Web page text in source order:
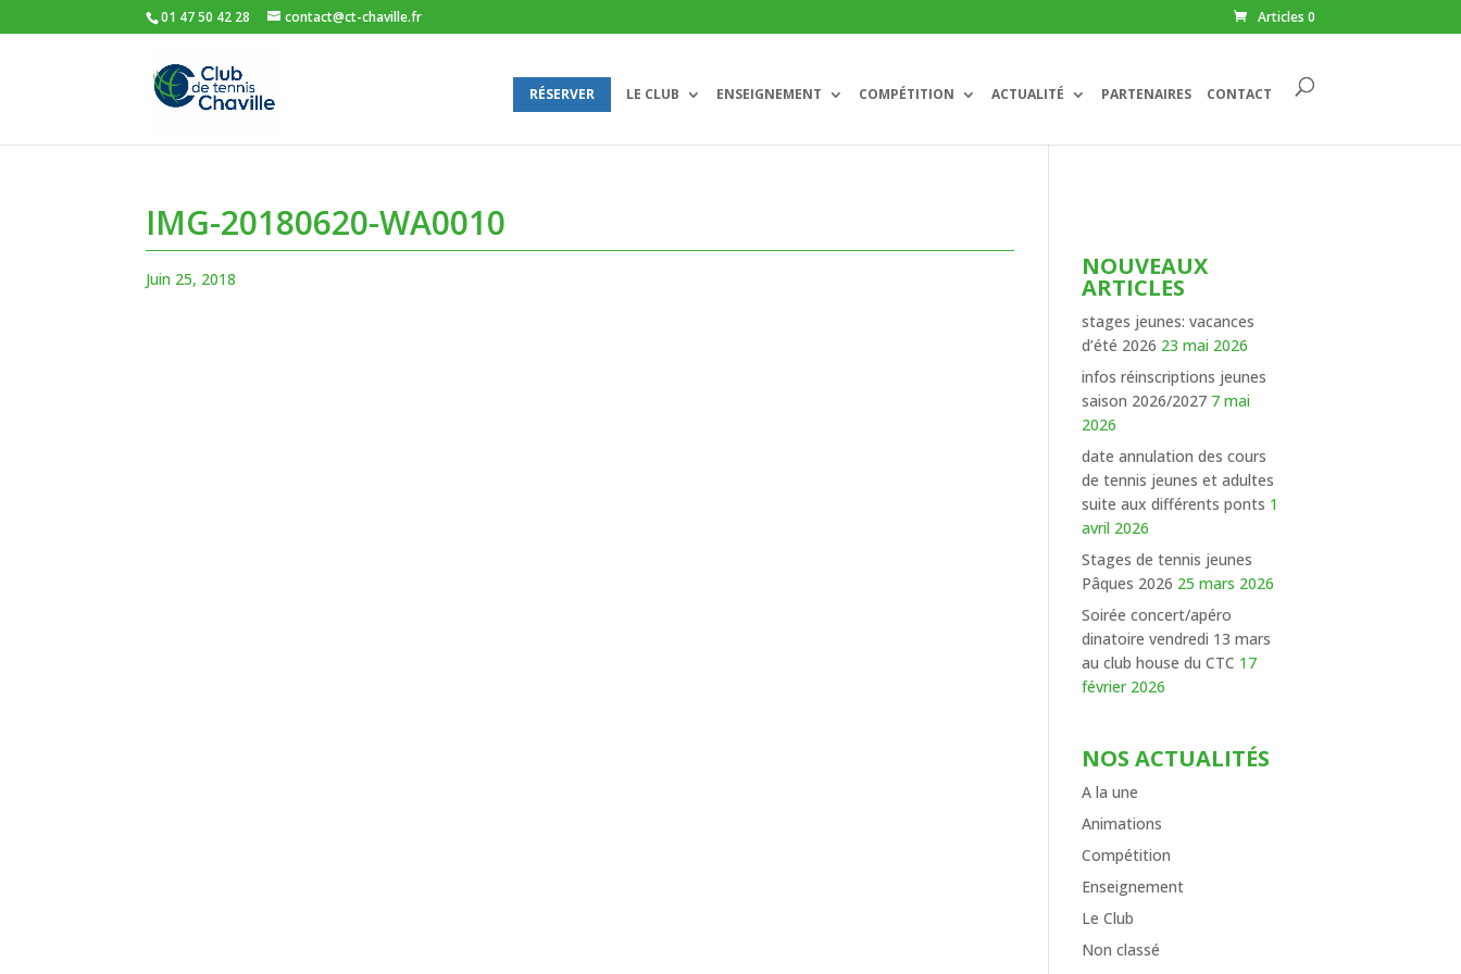
01 47 50 42 28 contact@ct-chaville.fr Articles 0
RÉSERVER LE CLUB ENSEIGNEMENT COMPÉTITION ACTUALITÉ PARTENAIRES CONTACT
IMG-20180620-WA0010
Juin 25, 2018 NOUVEAUX
ARTICLES
stages jeunes: vacances
d’été 2026 23 mai 2026
infos réinscriptions jeunes
saison 2026/2027 7 mai
2026
date annulation des cours
de tennis jeunes et adultes
suite aux différents ponts 1
avril 2026
Stages de tennis jeunes
Pâques 2026 25 mars 2026
Soirée concert/apéro
dinatoire vendredi 13 mars
au club house du CTC 17
février 2026
NOS ACTUALITÉS
A la une
Animations
Compétition
Enseignement
Le Club
Non classé